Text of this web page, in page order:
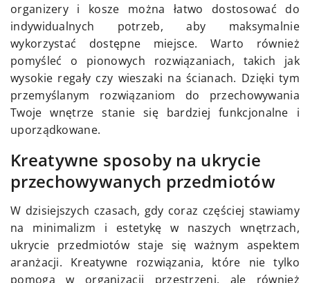
organizery i kosze można łatwo dostosować do
indywidualnych potrzeb, aby maksymalnie
wykorzystać dostępne miejsce. Warto również
pomyśleć o pionowych rozwiązaniach, takich jak
wysokie regały czy wieszaki na ścianach. Dzięki tym
przemyślanym rozwiązaniom do przechowywania
Twoje wnętrze stanie się bardziej funkcjonalne i
uporządkowane.
Kreatywne sposoby na ukrycie
przechowywanych przedmiotów
W dzisiejszych czasach, gdy coraz częściej stawiamy
na minimalizm i estetykę w naszych wnętrzach,
ukrycie przedmiotów staje się ważnym aspektem
aranżacji. Kreatywne rozwiązania, które nie tylko
pomogą w organizacji przestrzeni, ale również